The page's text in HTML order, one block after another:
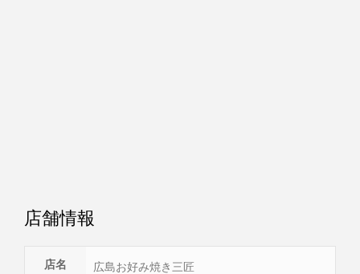
店舗情報
店名 広島お好み焼き三匠